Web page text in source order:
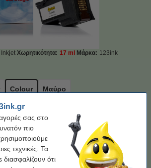
σας στο
πιο
τεχνικές. Τα
διασφαλίζουν ότι
Inkjet Χωρητικότητα: 17 ml Μάρκα: 123ink
Colour Μαύρο
τα χαρακτηριστικά!
με το original!